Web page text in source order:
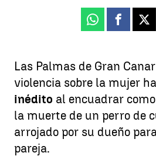
Whatsapp X
Las Palmas de Gran
violencia sobre la mujer
inédito al encuadrar
la muerte de un perro de
arrojado por su dueño
pareja.